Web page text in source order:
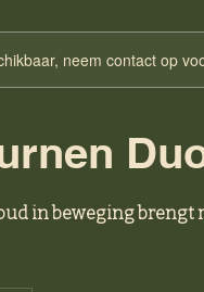
neem contact op
in beweging brengt